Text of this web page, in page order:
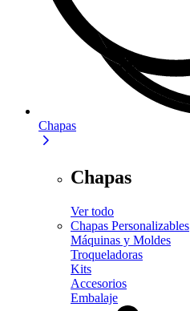
Chapas
Chapas
Ver todo
Chapas Personalizables
Máquinas y Moldes
Troqueladoras
Kits
Accesorios
Embalaje